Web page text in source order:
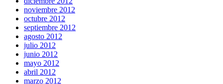
noviembre 2012
octubre 2012
septiembre 2012
agosto 2012
julio 2012
junio 2012
mayo 2012
abril 2012
marzo 2012